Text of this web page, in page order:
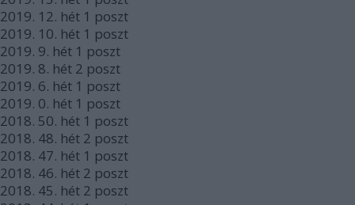
2019. 12. hét 1 poszt
2019. 10. hét 1 poszt
2019. 9. hét 1 poszt
2019. 8. hét 2 poszt
2019. 6. hét 1 poszt
2019. 0. hét 1 poszt
2018. 50. hét 1 poszt
2018. 48. hét 2 poszt
2018. 47. hét 1 poszt
2018. 46. hét 2 poszt
2018. 45. hét 2 poszt